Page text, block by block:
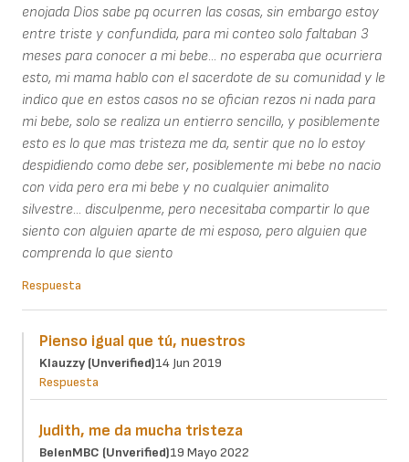
enojada Dios sabe pq ocurren las cosas, sin embargo estoy
entre triste y confundida, para mi conteo solo faltaban 3
meses para conocer a mi bebe... no esperaba que ocurriera
esto, mi mama hablo con el sacerdote de su comunidad y le
indico que en estos casos no se ofician rezos ni nada para
mi bebe, solo se realiza un entierro sencillo, y posiblemente
esto es lo que mas tristeza me da, sentir que no lo estoy
despidiendo como debe ser, posiblemente mi bebe no nacio
con vida pero era mi bebe y no cualquier animalito
silvestre... disculpenme, pero necesitaba compartir lo que
siento con alguien aparte de mi esposo, pero alguien que
comprenda lo que siento
Respuesta
Pienso igual que tú, nuestros
Klauzzy (unverified)14 Jun 2019
Respuesta
Judith, me da mucha tristeza
BelenMBC (unverified)19 Mayo 2022